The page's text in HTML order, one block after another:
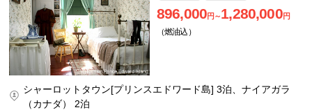
896,000円～1,280,000円
（燃油込）
シャーロットタウン[プリンスエドワード島] 3泊、ナイアガラ
（カナダ） 2泊